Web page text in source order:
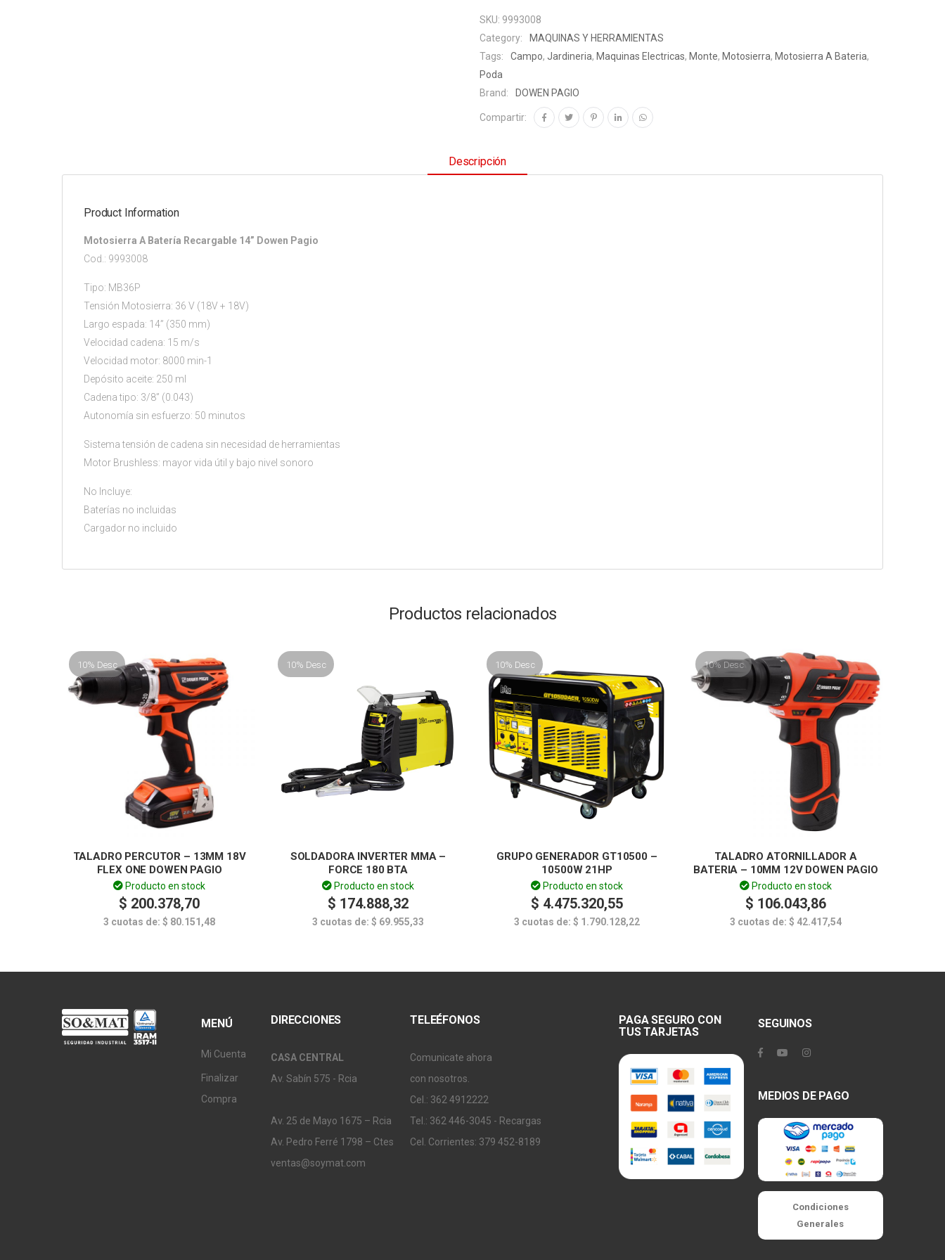
SKU: 9993008
Category:
MAQUINAS Y HERRAMIENTAS
Tags:
Campo, Jardineria, Maquinas Electricas, Monte, Motosierra, Motosierra A Bateria,
Poda
Brand:
DOWEN PAGIO
Compartir:
Descripción
Product Information
Motosierra A Batería Recargable 14” Dowen Pagio
Cod.: 9993008
Tipo: MB36P
Tensión Motosierra: 36 V (18V + 18V)
Largo espada: 14” (350 mm)
Velocidad cadena: 15 m/s
Velocidad motor: 8000 min-1
Depósito aceite: 250 ml
Cadena tipo: 3/8” (0.043)
Autonomía sin esfuerzo: 50 minutos
Sistema tensión de cadena sin necesidad de herramientas
Motor Brushless: mayor vida útil y bajo nivel sonoro
No Incluye:
Baterías no incluidas
Cargador no incluido
Productos relacionados
10% Desc
TALADRO PERCUTOR – 13MM 18V
FLEX ONE DOWEN PAGIO
Producto en stock
$ 200.378,70
3 cuotas de: $ 80.151,48
10% Desc
SOLDADORA INVERTER MMA –
FORCE 180 BTA
Producto en stock
$ 174.888,32
3 cuotas de: $ 69.955,33
10% Desc
GRUPO GENERADOR GT10500 –
10500W 21HP
Producto en stock
$ 4.475.320,55
3 cuotas de: $ 1.790.128,22
10% Desc
TALADRO ATORNILLADOR A
BATERIA – 10MM 12V DOWEN PAGIO
Producto en stock
$ 106.043,86
3 cuotas de: $ 42.417,54
MENÚ
Mi Cuenta
Finalizar
Compra
DIRECCIONES
CASA CENTRAL
Av. Sabín 575 - Rcia
Av. 25 de Mayo 1675 – Rcia
Av. Pedro Ferré 1798 – Ctes
ventas@soymat.com
TELEÉFONOS
Comunicate ahora
con nosotros.
Cel.: 362 4912222
Tel.: 362 446-3045 - Recargas
Cel. Corrientes: 379 452-8189
PAGA SEGURO CON
TUS TARJETAS
SEGUINOS
MEDIOS DE PAGO
Condiciones
Generales